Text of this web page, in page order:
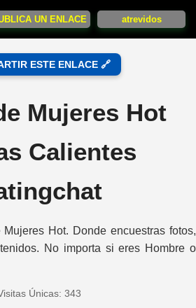
UN ENLACE atrevidos
ESTE ENLACE 🔗
Mujeres Hot
Calientes
Hot. Donde encuestras fotos,
No importa si eres Hombre o
Únicas: 343